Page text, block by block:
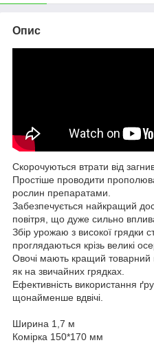
Опис
Скорочуються втрати від
Простіше проводити
рослин препаратами.
Забезпечується найкращий
повітря, що дуже сильно
Збір урожаю з високої грядки
проглядаються крізь великі
Овочі мають кращий товарний
як на звичайних грядках.
Ефективність використання
щонайменше вдвічі.
Ширина 1,7 м
Комірка 150*170 мм